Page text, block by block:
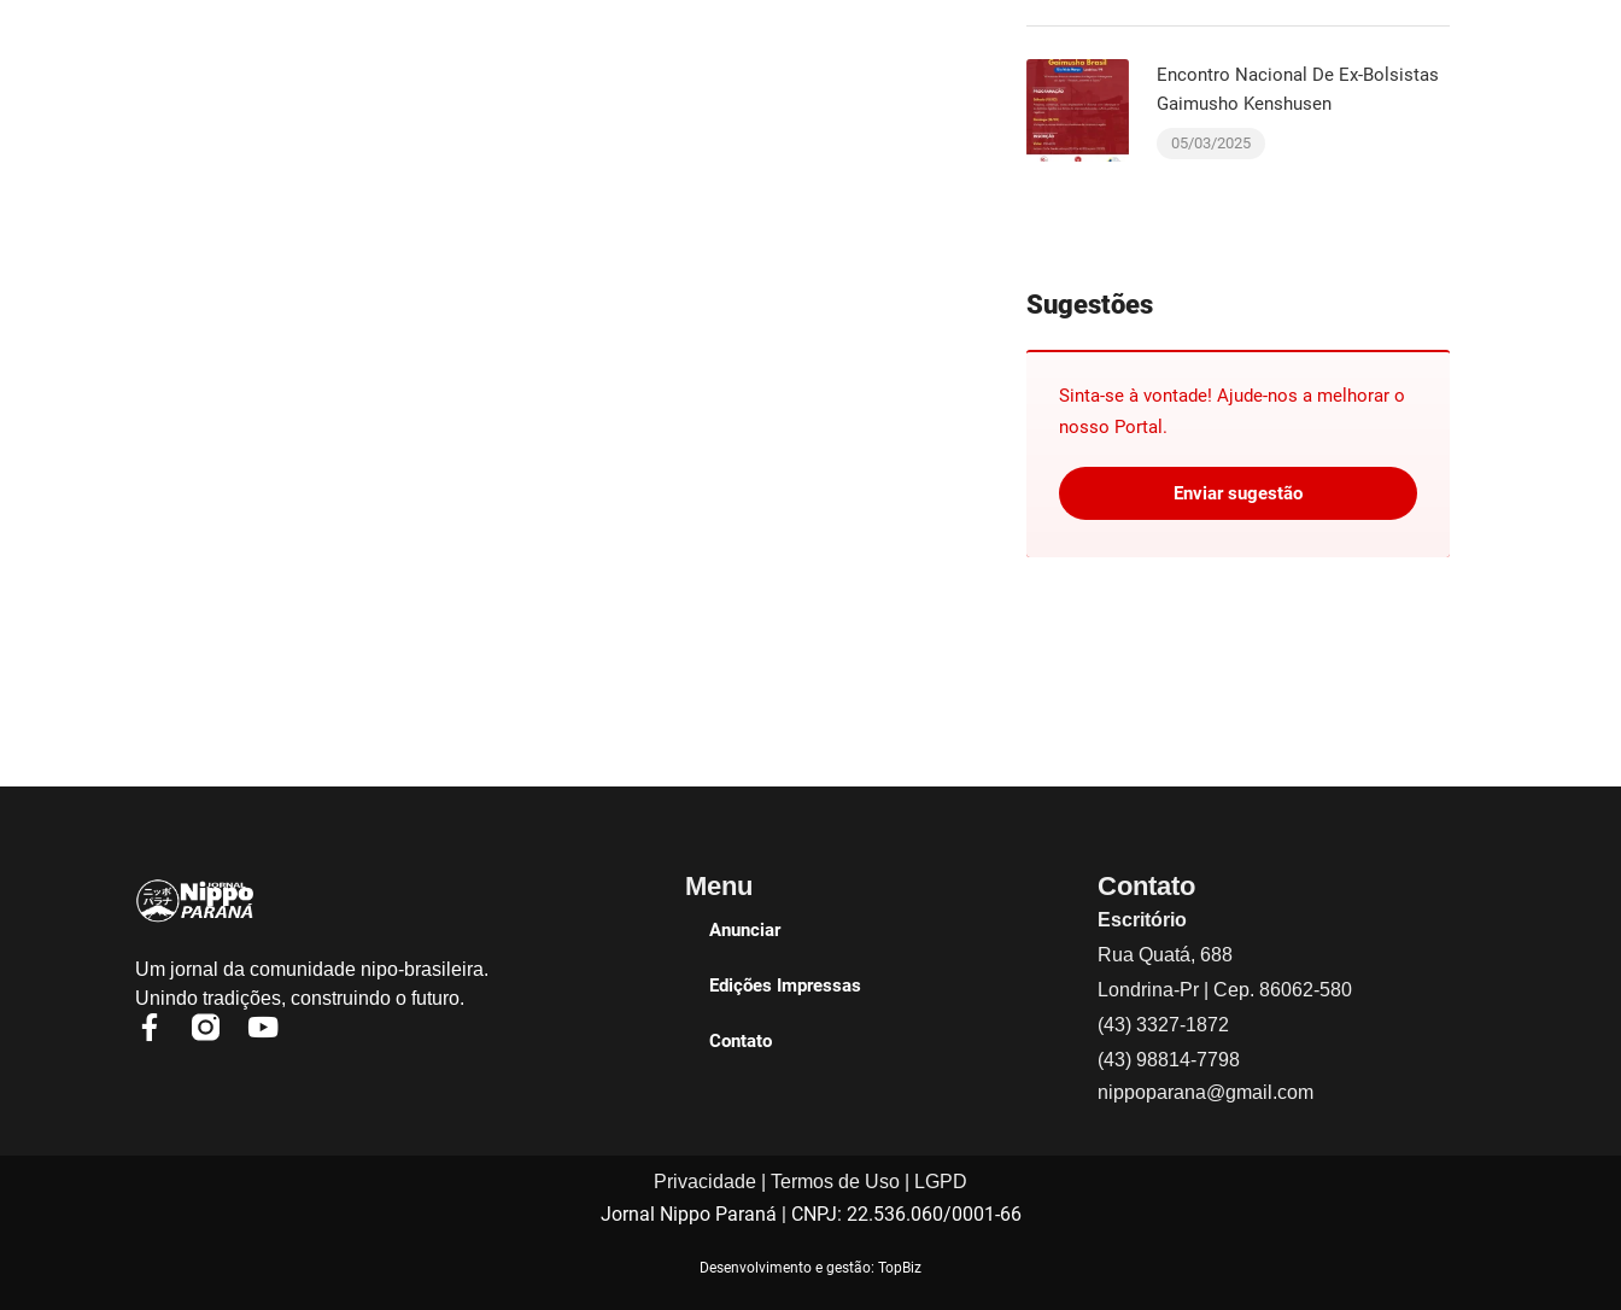
Encontro Nacional De Ex-Bolsistas
Gaimusho Kenshusen
05/03/2025
Sugestões
Sinta-se à vontade! Ajude-nos a melhorar o
nosso Portal.
Enviar sugestão
Um jornal da comunidade nipo-brasileira.
Unindo tradições, construindo o futuro.
Menu
Anunciar
Edições Impressas
Contato
Contato
Escritório
Rua Quatá, 688
Londrina-Pr | Cep. 86062-580
(43) 3327-1872
(43) 98814-7798
nippoparana@gmail.com
Privacidade | Termos de Uso | LGPD
Jornal Nippo Paraná | CNPJ: 22.536.060/0001-66
Desenvolvimento e gestão: TopBiz